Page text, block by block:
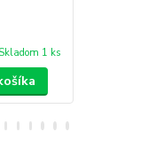
Skladom 1 ks